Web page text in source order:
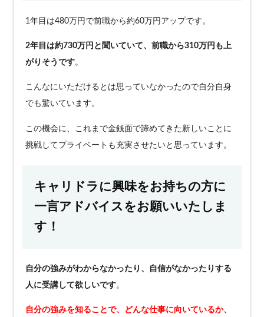
1年目は480万円で前職から約60万円アップです。
2年目は約730万円と聞いていて、前職から310万円も上
がりそうです。
こんなにいただけるとは思っていなかったので自分自身
でも驚いています。
この機会に、これまで金銭面で諦めてきた新しいことに
挑戦してプライベートも充実させたいと思っています。
キャリドラに興味をお持ちの方に
一言アドバイスをお願いいたしま
す！
自分の強みがわからなかったり、自信がなかったりする
人に受講して欲しいです。
自分の強みを知ることで、どんな仕事に向いているか、